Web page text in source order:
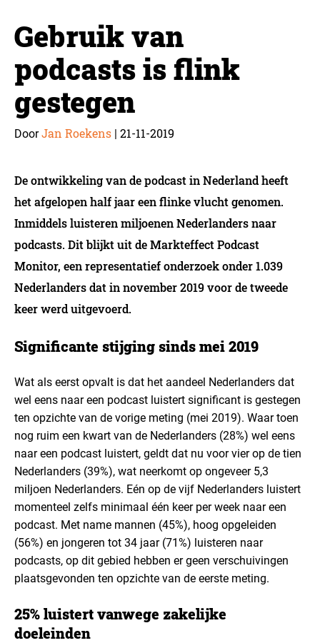
Gebruik van
podcasts is flink
gestegen
DoorJan Roekens | 21-11-2019
De ontwikkeling van de podcast in Nederland heeft
het afgelopen half jaar een flinke vlucht genomen.
Inmiddels luisteren miljoenen Nederlanders naar
podcasts. Dit blijkt uit de Markteffect Podcast
Monitor, een representatief onderzoek onder 1.039
Nederlanders dat in november 2019 voor de tweede
keer werd uitgevoerd.
Significante stijging sinds mei 2019
Wat als eerst opvalt is dat het aandeel Nederlanders dat
wel eens naar een podcast luistert significant is gestegen
ten opzichte van de vorige meting (mei 2019). Waar toen
nog ruim een kwart van de Nederlanders (28%) wel eens
naar een podcast luistert, geldt dat nu voor vier op de tien
Nederlanders (39%), wat neerkomt op ongeveer 5,3
miljoen Nederlanders. Eén op de vijf Nederlanders luistert
momenteel zelfs minimaal één keer per week naar een
podcast. Met name mannen (45%), hoog opgeleiden
(56%) en jongeren tot 34 jaar (71%) luisteren naar
podcasts, op dit gebied hebben er geen verschuivingen
plaatsgevonden ten opzichte van de eerste meting.
25% luistert vanwege zakelijke
doeleinden